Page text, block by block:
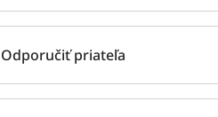
Odporučiť priateľa